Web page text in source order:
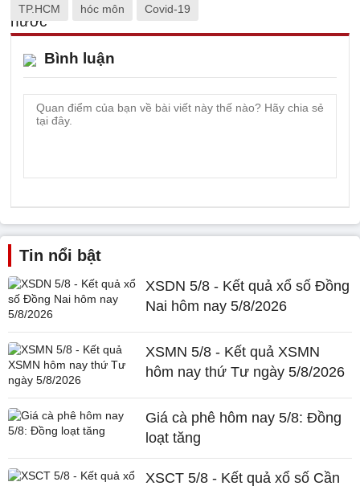
TP.HCM hóc môn Covid-19
Bình luận
Tin nổi bật
XSDN 5/8 - Kết quả xổ số Đồng
Nai hôm nay 5/8/2026
XSMN 5/8 - Kết quả XSMN
hôm nay thứ Tư ngày 5/8/2026
Giá cà phê hôm nay 5/8: Đồng
loạt tăng
XSCT 5/8 - Kết quả xổ số Cần